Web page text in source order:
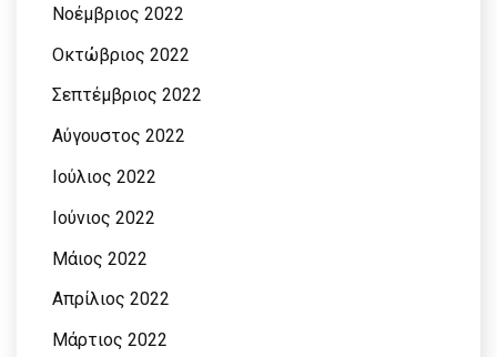
Νοέμβριος 2022
Οκτώβριος 2022
Σεπτέμβριος 2022
Αύγουστος 2022
Ιούλιος 2022
Ιούνιος 2022
Μάιος 2022
Απρίλιος 2022
Μάρτιος 2022